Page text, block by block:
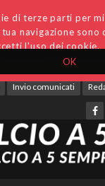
OK
di terze parti per
navigazione sono
l'uso dei cookie.
Invio comunicati